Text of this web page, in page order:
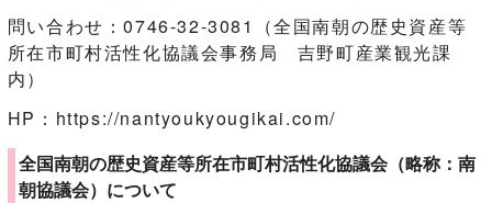
問い合わせ：0746-32-3081（全国南朝の歴史資産等
所在市町村活性化協議会事務局 吉野町産業観光課
内）
HP：https://nantyoukyougikai.com/
全国南朝の歴史資産等所在市町村活性化協議会（略称：南
朝協議会）について